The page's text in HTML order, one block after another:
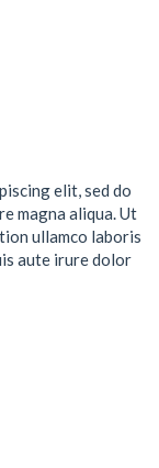
elit, sed do
magna aliqua. Ut
ullamco laboris
aute irure dolor